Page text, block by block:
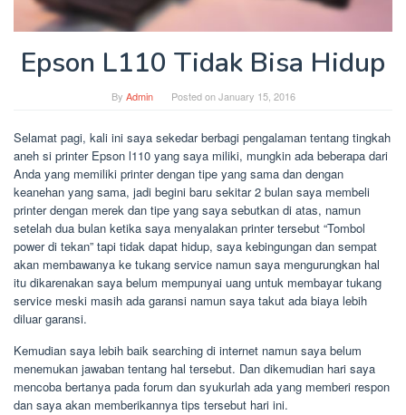
Epson L110 Tidak Bisa Hidup
By Admin Posted onJanuary 15, 2016
Selamat pagi, kali ini saya sekedar berbagi pengalaman tentang tingkah
aneh si printer Epson l110 yang saya miliki, mungkin ada beberapa dari
Anda yang memiliki printer dengan tipe yang sama dan dengan
keanehan yang sama, jadi begini baru sekitar 2 bulan saya membeli
printer dengan merek dan tipe yang saya sebutkan di atas, namun
setelah dua bulan ketika saya menyalakan printer tersebut “Tombol
power di tekan” tapi tidak dapat hidup, saya kebingungan dan sempat
akan membawanya ke tukang service namun saya mengurungkan hal
itu dikarenakan saya belum mempunyai uang untuk membayar tukang
service meski masih ada garansi namun saya takut ada biaya lebih
diluar garansi.
Kemudian saya lebih baik searching di internet namun saya belum
menemukan jawaban tentang hal tersebut. Dan dikemudian hari saya
mencoba bertanya pada forum dan syukurlah ada yang memberi respon
dan saya akan memberikannya tips tersebut hari ini.